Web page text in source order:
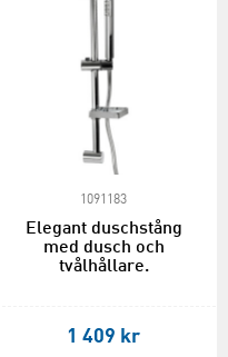
1091183
Elegant duschstång
med dusch och
tvålhållare.
1 409 kr